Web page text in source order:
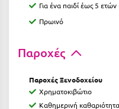
Μέτσοβο
Μονεμβασιά
Μουζάκι
Μπαλί Κρήτης
Για ένα παιδί έως 5
Πρωινό
Παροχές
Παροχές Ξενοδοχείου
Χρηματοκιβώτιο
Καθημερινή